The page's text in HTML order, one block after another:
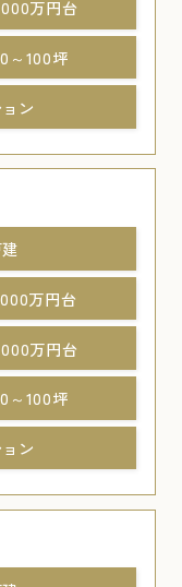
万円台
～100坪
ン
万円台
万円台
～100坪
ン